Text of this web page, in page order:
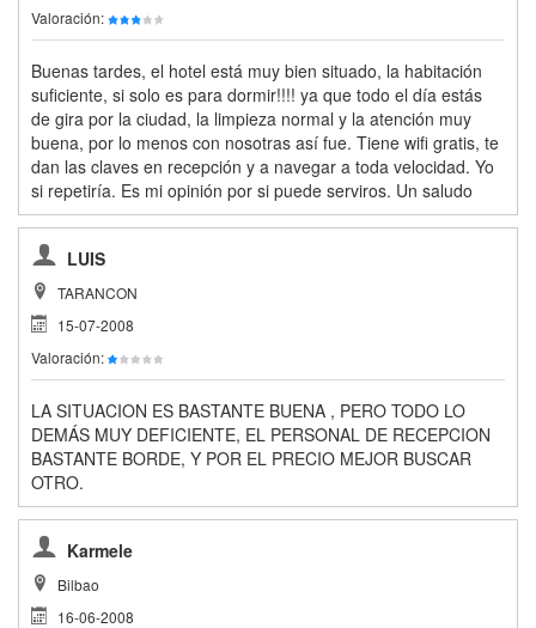
Valoración:
Buenas tardes, el hotel está muy bien situado, la habitación
suficiente, si solo es para dormir!!!! ya que todo el día estás
de gira por la ciudad, la limpieza normal y la atención muy
buena, por lo menos con nosotras así fue. Tiene wifi gratis, te
dan las claves en recepción y a navegar a toda velocidad. Yo
si repetiría. Es mi opinión por si puede serviros. Un saludo
LUIS
TARANCON
15-07-2008
Valoración:
LA SITUACION ES BASTANTE BUENA , PERO TODO LO
DEMÁS MUY DEFICIENTE, EL PERSONAL DE RECEPCION
BASTANTE BORDE, Y POR EL PRECIO MEJOR BUSCAR
OTRO.
Karmele
Bilbao
16-06-2008